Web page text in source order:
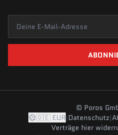
Deine E-Mail-Adresse
© Poros
🇩🇪 EUR|Datenschutz|
Verträge hier